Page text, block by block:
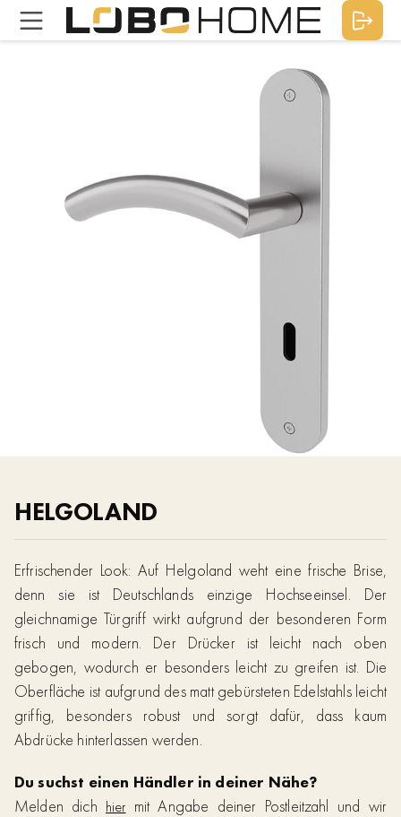
HELGOLAND
Erfrischender Look: Auf Helgoland weht eine frische Brise,
denn sie ist Deutschlands einzige Hochseeinsel. Der
gleichnamige Türgriff wirkt aufgrund der besonderen Form
frisch und modern. Der Drücker ist leicht nach oben
gebogen, wodurch er besonders leicht zu greifen ist. Die
Oberfläche ist aufgrund des matt gebürsteten Edelstahls leicht
griffig, besonders robust und sorgt dafür, dass kaum
Abdrücke hinterlassen werden.
Du suchst einen Händler in deiner Nähe?
Melden dich hier mit Angabe deiner Postleitzahl und wir